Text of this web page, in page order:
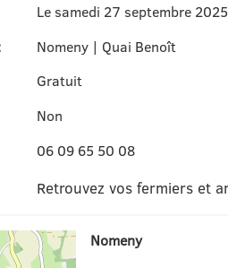
Le samedi 27 septembre
Nomeny | Quai Benoît
Gratuit
Non
06 09 65 50 08
Retrouvez vos fermiers et
Nomeny